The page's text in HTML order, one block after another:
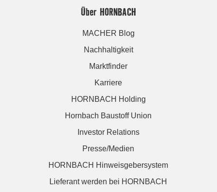
Über HORNBACH
MACHER Blog
Nachhaltigkeit
Marktfinder
Karriere
HORNBACH Holding
Hornbach Baustoff Union
Investor Relations
Presse/Medien
HORNBACH Hinweisgebersystem
Lieferant werden bei HORNBACH